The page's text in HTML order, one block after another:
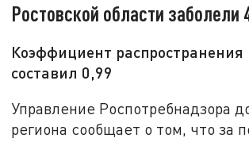
Ростовской области заболели
Коэффициент
составил 0,99
Управление Роспотребнадзора
региона сообщает о том, что за